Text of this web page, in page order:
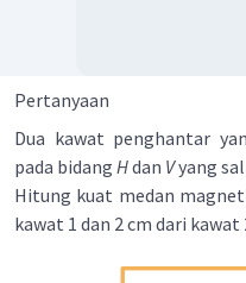
Pertanyaan
Dua kawat penghantar
pada bidangHdan Vyang
Hitung kuat medan
kawat 1 dan 2 cm dari kawat